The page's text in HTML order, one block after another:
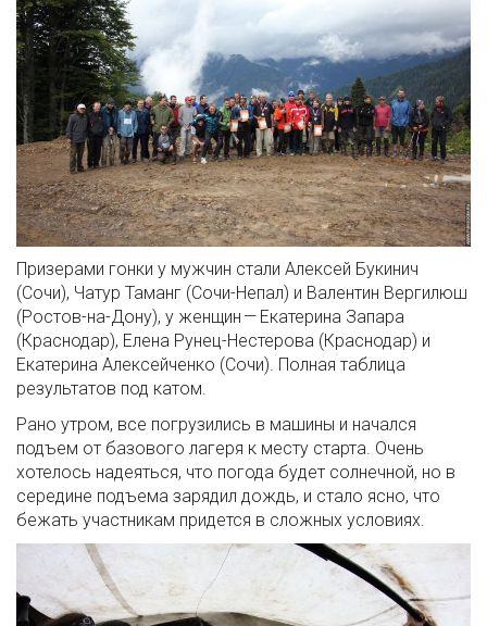
Призерами гонки у мужчин стали Алексей Букинич
(Сочи), Чатур Таманг (Сочи-Непал) и Валентин Вергилюш
(Ростов-на-Дону), у женщин — Екатерина Запара
(Краснодар), Елена Рунец-Нестерова (Краснодар) и
Екатерина Алексейченко (Сочи). Полная таблица
результатов под катом.
Рано утром, все погрузились в машины и начался
подъем от базового лагеря к месту старта. Очень
хотелось надеяться, что погода будет солнечной, но в
середине подъема зарядил дождь, и стало ясно, что
бежать участникам придется в сложных условиях.